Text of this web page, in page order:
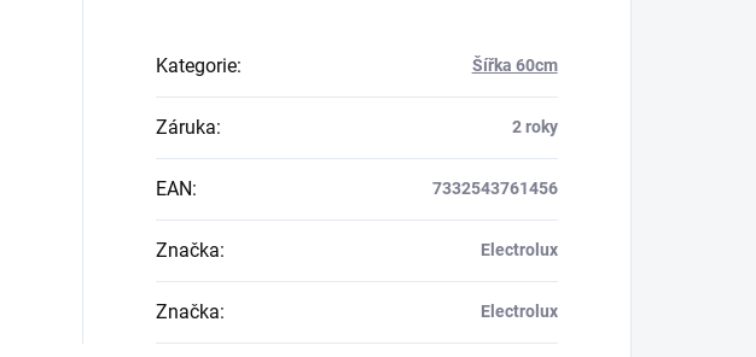
Kategorie: Šířka 60cm
Záruka: 2 roky
EAN: 7332543761456
Značka: Electrolux
Značka: Electrolux